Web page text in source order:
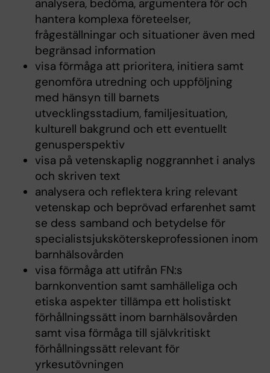
analysera, bedöma, argumentera för och
hantera komplexa företeelser,
frågeställningar och situationer även med
begränsad information
visa förmåga att prioritera, initiera samt
genomföra utredning och uppföljning
med hänsyn till barnets
utvecklingsstadium, familjesituation,
kulturell bakgrund och ett eventuellt
genusperspektiv
visa på vetenskaplig noggrannhet i analys
och skriven text
analysera och reflektera kring relevant
vetenskap och beprövad erfarenhet samt
se dess samband och betydelse för
specialistsjuksköterskeprofessionen inom
barnhälsovården
visa förmåga att utifrån FN:s
barnkonvention samt samhälleliga och
etiska aspekter tillämpa ett holistiskt
förhållningssätt inom barnhälsovården
samt visa förmåga till självkritiskt
förhållningssätt relevant för
yrkesutövningen